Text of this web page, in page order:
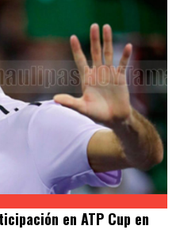
en ATP Cup en